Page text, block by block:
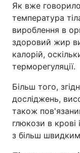
Як вже
температура
вироблення в
здоровий жир
калорій,
терморегуляції.
Більш того,
досліджень,
також
глюкози в крові
з більш